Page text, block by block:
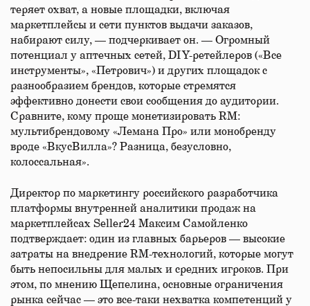
теряет охват, а новые площадки, включая
маркетплейсы и сети пунктов выдачи заказов,
набирают силу, — подчеркивает он. — Огромный
потенциал у аптечных сетей, DIY-ретейлеров («Все
инструменты», «Петрович») и других площадок с
разнообразием брендов, которые стремятся
эффективно донести свои сообщения до аудитории.
Сравните, кому проще монетизировать RM:
мультибрендовому «Лемана Про» или монобренду
вроде «ВкусВилла»? Разница, безусловно,
колоссальная».
Директор по маркетингу российского разработчика
платформы внутренней аналитики продаж на
маркетплейсах Seller24 Максим Самойленко
подтверждает: один из главных барьеров — высокие
затраты на внедрение RM-технологий, которые могут
быть непосильны для малых и средних игроков. При
этом, по мнению Щепелина, основные ограничения
рынка сейчас — это все-таки нехватка компетенций у